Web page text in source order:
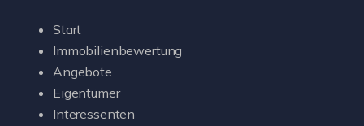
Start
Immobilienbewertung
Angebote
Eigentümer
Interessenten